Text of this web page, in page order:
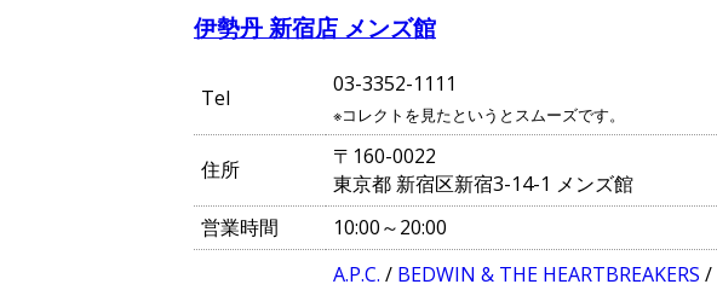
伊勢丹 新宿店 メンズ館
Tel
03-3352-1111
※コレクトを見たというとスムーズです。
住所
〒160-0022
東京都 新宿区新宿3-14-1 メンズ館
営業時間
10:00～20:00
A.P.C. / BEDWIN & THE HEARTBREAKERS /